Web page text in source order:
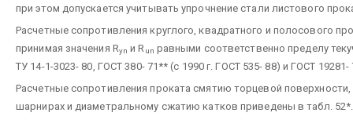
при этом допускается учитывать упрочнение стали листового
Расчетные сопротивления круглого, квадратного и полосового
принимая значения Ryn и R un равными соответственно пределу
ТУ 14-1-3023- 80, ГОСТ 380- 71** (с 1990 г. ГОСТ 535- 88) и ГОСТ 19281-
Расчетные сопротивления проката смятию торцевой
шарнирах и диаметральному сжатию катков приведены в табл. 52*.